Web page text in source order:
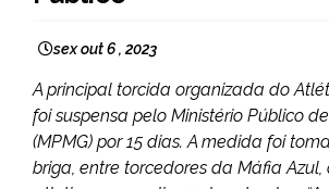
sex out 6 , 2023
A principal torcida organizada do
foi suspensa pelo Ministério Público
(MPMG) por 15 dias. A medida foi
briga, entre torcedores da Máfia Azul,